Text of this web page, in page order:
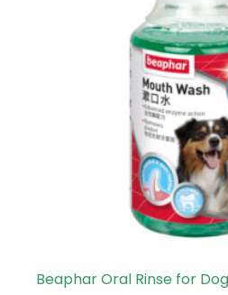
Beaphar Oral Rinse for